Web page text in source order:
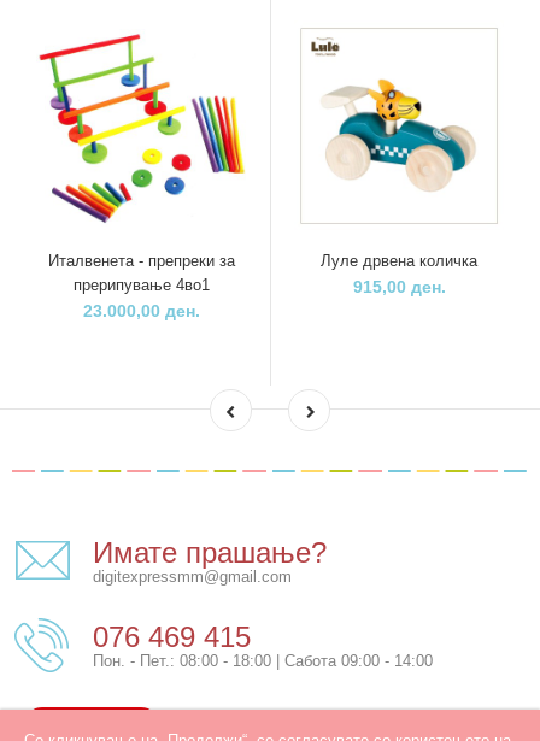
Италвенета - препреки за
прерипување 4во1
23.000,00 ден.
Луле дрвена количка
915,00 ден.
Имате прашање?
digitexpressmm@gmail.com
076 469 415
Пон. - Пет.: 08:00 - 18:00 | Сабота 09:00 - 14:00